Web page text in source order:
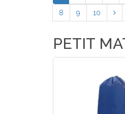
8 9 10
PETIT